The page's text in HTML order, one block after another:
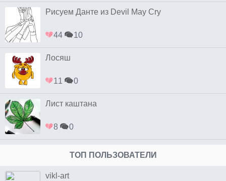
Рисуем Данте из Devil May Cry
44 10
Лосяш
11 0
Лист каштана
8 0
ТОП ПОЛЬЗОВАТЕЛИ
vikl-art